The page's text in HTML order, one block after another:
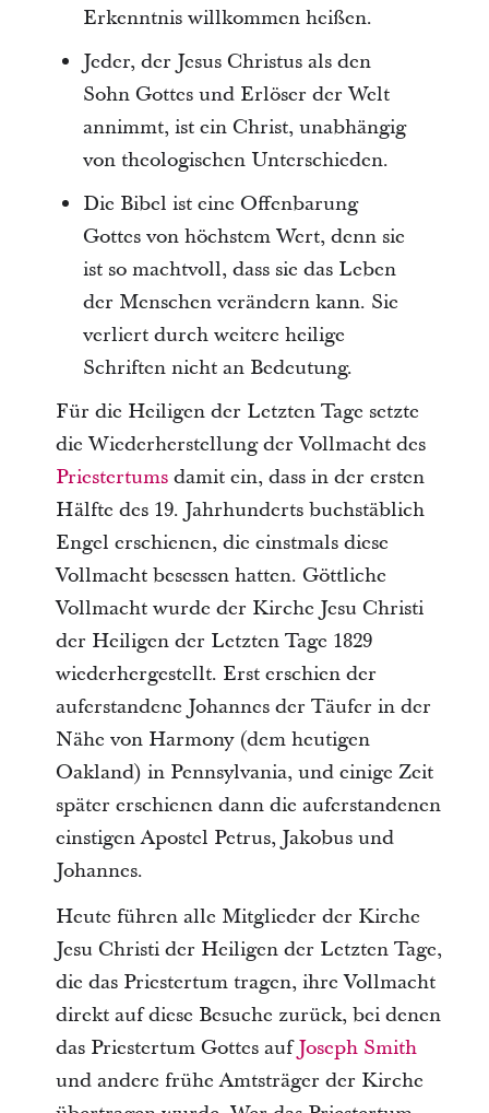
Erkenntnis willkommen heißen.
Jeder, der Jesus Christus als den
Sohn Gottes und Erlöser der Welt
annimmt, ist ein Christ, unabhängig
von theologischen Unterschieden.
Die Bibel ist eine Offenbarung
Gottes von höchstem Wert, denn sie
ist so machtvoll, dass sie das Leben
der Menschen verändern kann. Sie
verliert durch weitere heilige
Schriften nicht an Bedeutung.
Für die Heiligen der Letzten Tage setzte
die Wiederherstellung der Vollmacht des
Priestertumsdamit ein, dass in der ersten
Hälfte des 19. Jahrhunderts buchstäblich
Engel erschienen, die einstmals diese
Vollmacht besessen hatten. Göttliche
Vollmacht wurde der Kirche Jesu Christi
der Heiligen der Letzten Tage 1829
wiederhergestellt. Erst erschien der
auferstandene Johannes der Täufer in der
Nähe von Harmony (dem heutigen
Oakland) in Pennsylvania, und einige Zeit
später erschienen dann die auferstandenen
einstigen Apostel Petrus, Jakobus und
Johannes.
Heute führen alle Mitglieder der Kirche
Jesu Christi der Heiligen der Letzten Tage,
die das Priestertum tragen, ihre Vollmacht
direkt auf diese Besuche zurück, bei denen
das Priestertum Gottes aufJoseph Smith
und andere frühe Amtsträger der Kirche